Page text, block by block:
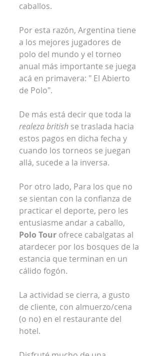
caballos.
Por esta razón, Argentina tiene
a los mejores jugadores de
polo del mundo y el torneo
anual más importante se juega
acá en primavera: " El Abierto
de Polo".
De más está decir que toda la
realeza british se traslada hacia
estos pagos en dicha fecha y
cuando los torneos se juegan
allá, sucede a la inversa.
Por otro lado, Para los que no
se sientan con la confianza de
practicar el deporte, pero les
entusiasme andar a caballo,
Polo Tour ofrece cabalgatas al
atardecer por los bosques de la
estancia que terminan en un
cálido fogón.
La actividad se cierra, a gusto
de cliente, con almuerzo/cena
(o no) en el restaurante del
hotel.